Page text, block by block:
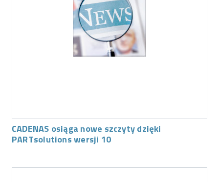
CADENAS osiąga nowe szczyty dzięki
PARTsolutions wersji 10